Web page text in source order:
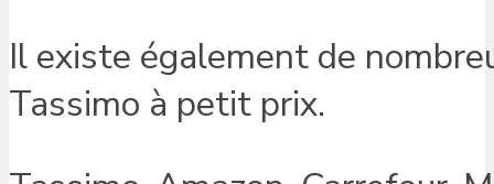
Il existe également de
Tassimo à petit prix.